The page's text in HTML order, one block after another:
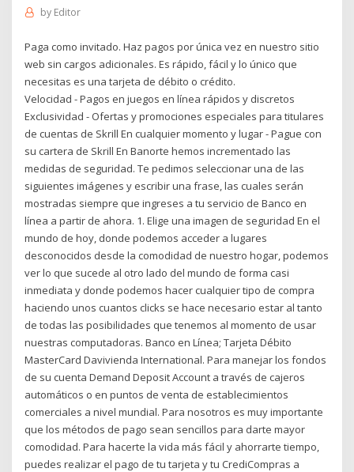
by Editor
Paga como invitado. Haz pagos por única vez en nuestro sitio
web sin cargos adicionales. Es rápido, fácil y lo único que
necesitas es una tarjeta de débito o crédito.
Velocidad - Pagos en juegos en línea rápidos y discretos
Exclusividad - Ofertas y promociones especiales para titulares
de cuentas de Skrill En cualquier momento y lugar - Pague con
su cartera de Skrill En Banorte hemos incrementado las
medidas de seguridad. Te pedimos seleccionar una de las
siguientes imágenes y escribir una frase, las cuales serán
mostradas siempre que ingreses a tu servicio de Banco en
línea a partir de ahora. 1. Elige una imagen de seguridad En el
mundo de hoy, donde podemos acceder a lugares
desconocidos desde la comodidad de nuestro hogar, podemos
ver lo que sucede al otro lado del mundo de forma casi
inmediata y donde podemos hacer cualquier tipo de compra
haciendo unos cuantos clicks se hace necesario estar al tanto
de todas las posibilidades que tenemos al momento de usar
nuestras computadoras. Banco en Línea; Tarjeta Débito
MasterCard Davivienda International. Para manejar los fondos
de su cuenta Demand Deposit Account a través de cajeros
automáticos o en puntos de venta de establecimientos
comerciales a nivel mundial. Para nosotros es muy importante
que los métodos de pago sean sencillos para darte mayor
comodidad. Para hacerte la vida más fácil y ahorrarte tiempo,
puedes realizar el pago de tu tarjeta y tu CrediCompras a